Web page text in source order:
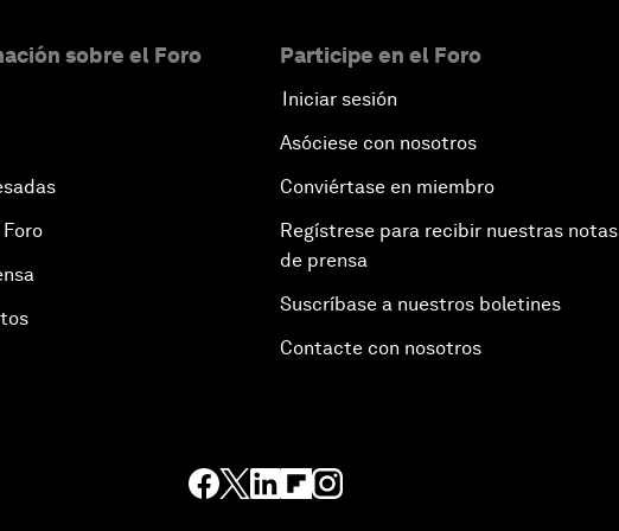
sobre el Foro Participe en el Foro
Iniciar sesión
Asóciese con nosotros
Conviértase en miembro
Regístrese para recibir nuestras notas
de prensa
Suscríbase a nuestros boletines
Contacte con nosotros